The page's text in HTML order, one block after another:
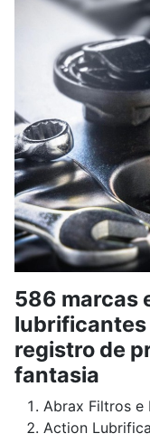
586 marcas
lubrificantes
registro de
fantasia
Abrax Filtros e
Action